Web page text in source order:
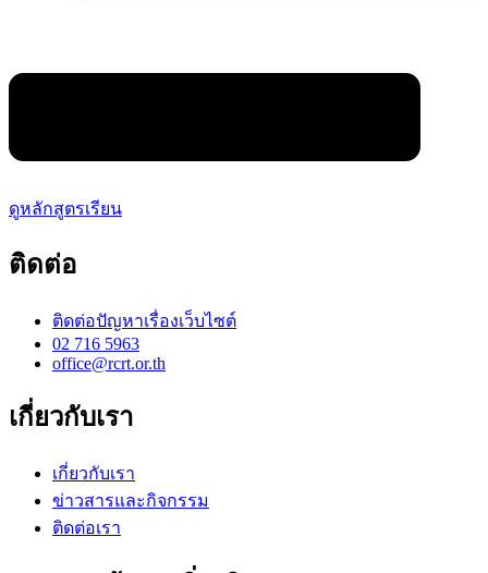
ดูหลักสูตรเรียน
ติดต่อ
ติดต่อปัญหาเรื่องเว็บไซต์
02 716 5963
office@rcrt.or.th
เกี่ยวกับเรา
เกี่ยวกับเรา
ข่าวสารและกิจกรรม
ติดต่อเรา